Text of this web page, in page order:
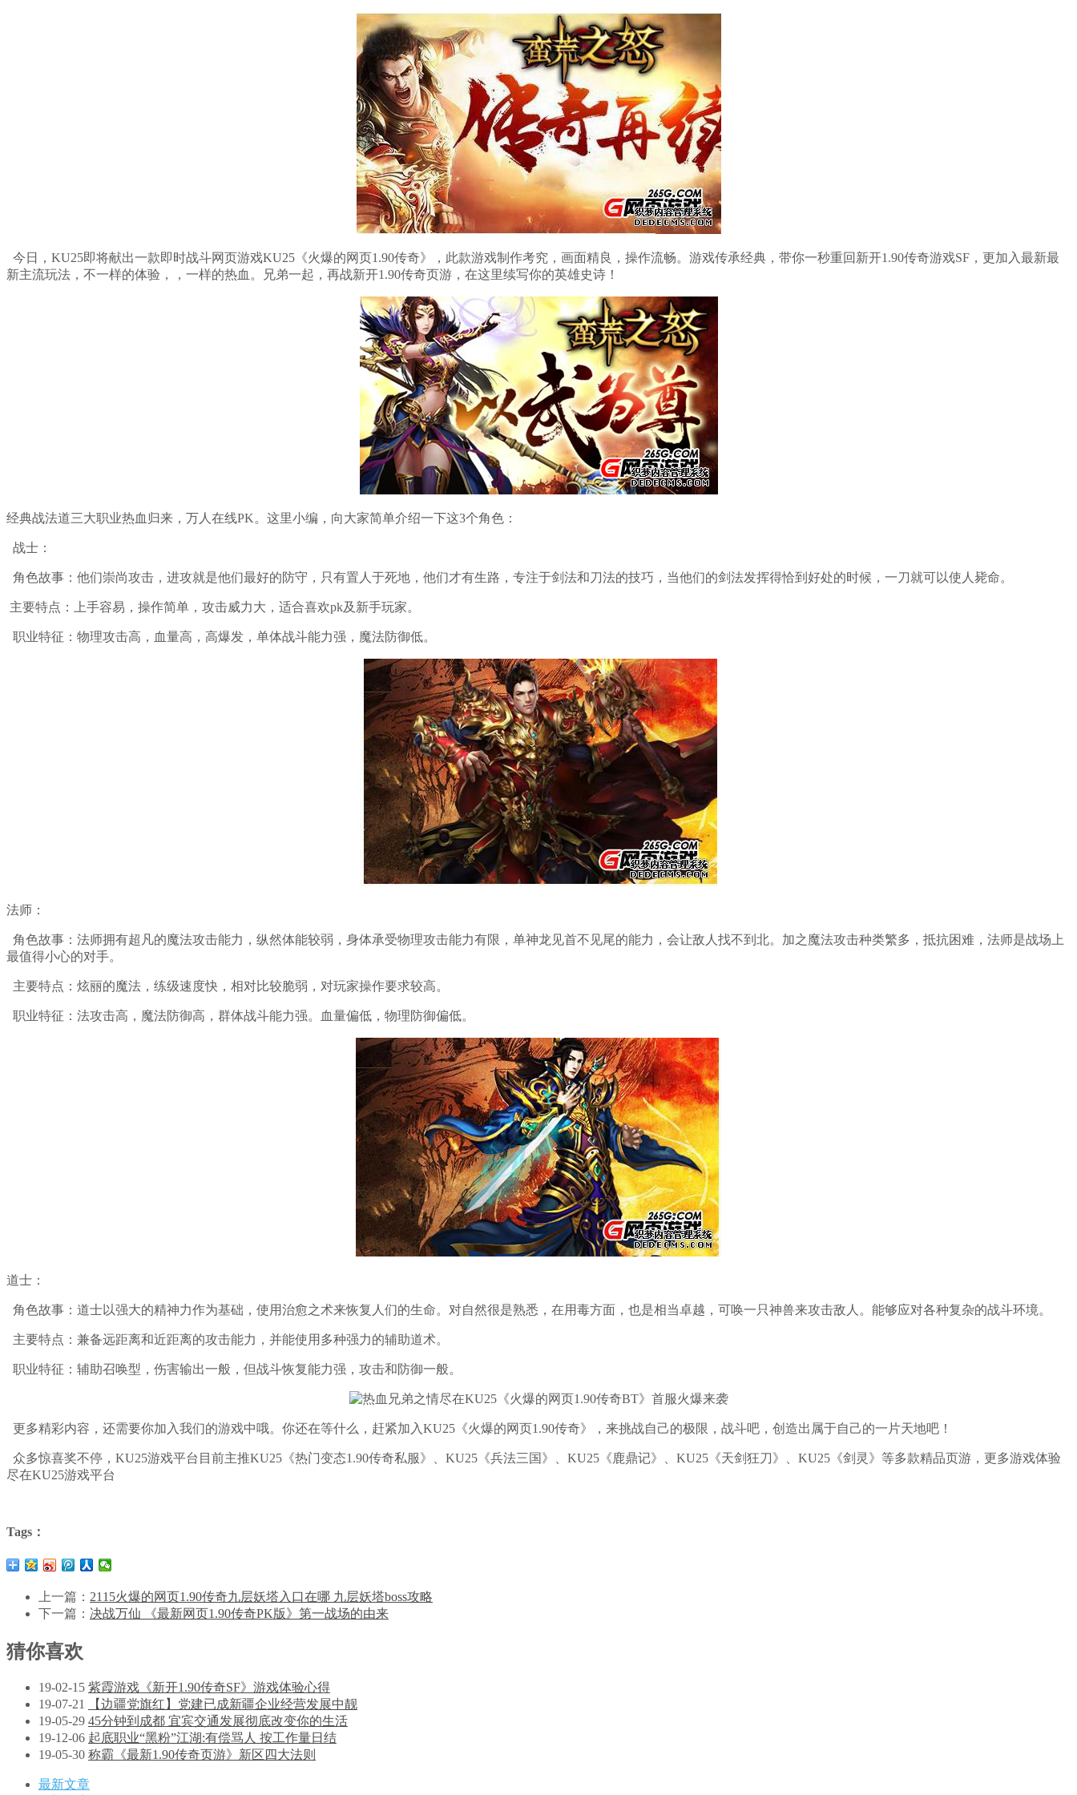
今日，KU25即将献出一款即时战斗网页游戏KU25《火爆的网页1.90传奇》，此款游戏制作考究，画面精良，操作流畅。游戏传承经典，带你一秒重回新开1.90传奇游戏SF，更加入最新最
新主流玩法，不一样的体验，，一样的热血。兄弟一起，再战新开1.90传奇页游，在这里续写你的英雄史诗！
经典战法道三大职业热血归来，万人在线PK。这里小编，向大家简单介绍一下这3个角色：
战士：
角色故事：他们崇尚攻击，进攻就是他们最好的防守，只有置人于死地，他们才有生路，专注于剑法和刀法的技巧，当他们的剑法发挥得恰到好处的时候，一刀就可以使人毙命。
主要特点：上手容易，操作简单，攻击威力大，适合喜欢pk及新手玩家。
职业特征：物理攻击高，血量高，高爆发，单体战斗能力强，魔法防御低。
法师：
角色故事：法师拥有超凡的魔法攻击能力，纵然体能较弱，身体承受物理攻击能力有限，单神龙见首不见尾的能力，会让敌人找不到北。加之魔法攻击种类繁多，抵抗困难，法师是战场上
最值得小心的对手。
主要特点：炫丽的魔法，练级速度快，相对比较脆弱，对玩家操作要求较高。
职业特征：法攻击高，魔法防御高，群体战斗能力强。血量偏低，物理防御偏低。
道士：
角色故事：道士以强大的精神力作为基础，使用治愈之术来恢复人们的生命。对自然很是熟悉，在用毒方面，也是相当卓越，可唤一只神兽来攻击敌人。能够应对各种复杂的战斗环境。
主要特点：兼备远距离和近距离的攻击能力，并能使用多种强力的辅助道术。
职业特征：辅助召唤型，伤害输出一般，但战斗恢复能力强，攻击和防御一般。
更多精彩内容，还需要你加入我们的游戏中哦。你还在等什么，赶紧加入KU25《火爆的网页1.90传奇》，来挑战自己的极限，战斗吧，创造出属于自己的一片天地吧！
众多惊喜奖不停，KU25游戏平台目前主推KU25《热门变态1.90传奇私服》、KU25《兵法三国》、KU25《鹿鼎记》、KU25《天剑狂刀》、KU25《剑灵》等多款精品页游，更多游戏体验
尽在KU25游戏平台
Tags：
上一篇： 2115火爆的网页1.90传奇九层妖塔入口在哪 九层妖塔boss攻略
下一篇： 决战万仙 《最新网页1.90传奇PK版》第一战场的由来
猜你喜欢
19-02-15 紫霞游戏《新开1.90传奇SF》游戏体验心得
19-07-21
【边疆党旗红】党建已成新疆企业经营发展中靓
19-05-29 45分钟到成都 宜宾交通发展彻底改变你的生活
19-12-06 起底职业“黑粉”江湖:有偿骂人 按工作量日结
19-05-30 称霸《最新1.90传奇页游》新区四大法则
最新文章